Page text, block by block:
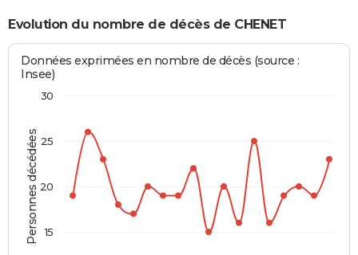
Evolution du nombre de décès de CHENET
Personnes décédées
Données exprimées en nombre de décès (source :
Insee)
15
20
25
30